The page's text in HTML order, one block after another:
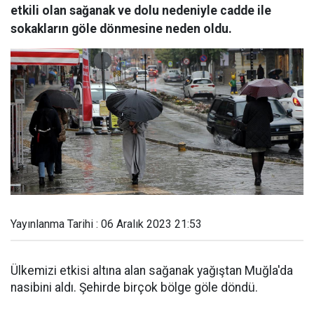
etkili olan sağanak ve dolu nedeniyle cadde ile
sokakların göle dönmesine neden oldu.
Yayınlanma Tarihi : 06 Aralık 2023 21:53
Ülkemizi etkisi altına alan sağanak yağıştan Muğla'da
nasibini aldı. Şehirde birçok bölge göle döndü.